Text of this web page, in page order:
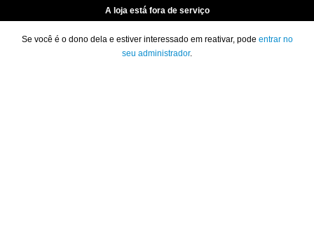
A loja está fora de serviço
Se você é o dono dela e estiver interessado em reativar, pode entrar no
seu administrador.